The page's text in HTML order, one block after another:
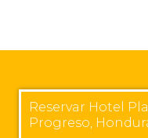
Reservar Hotel
Progreso,